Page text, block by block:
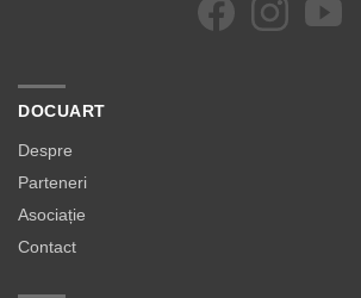
DOCUART
Despre
Parteneri
Asociație
Contact